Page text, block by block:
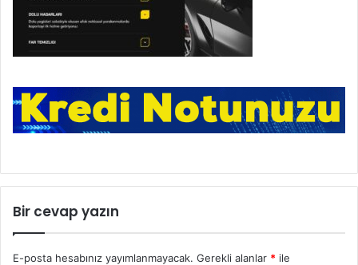
Bir cevap yazın
E-posta hesabınız yayımlanmayacak. Gerekli alanlar * ile